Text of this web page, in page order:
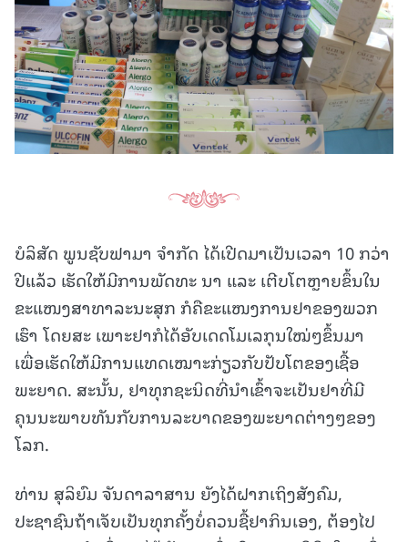
ບໍລິສັດ ພູນຊັບຟາມາ ຈຳກັດ ໄດ້ເປີດມາເປັນເວລາ 10 ກວ່າ
ປີແລ້ວ ເຮັດໃຫ້ມີການພັດທະ ນາ ແລະ ເຕີບໂຕຫຼາຍຂຶ້ນໃນ
ຂະແໜງສາທາລະນະສຸກ ກໍຄືຂະແໜງການຢາຂອງພວກ
ເຮົາ ໂດຍສະ ເພາະຢາກໍໄດ້ອັບເດດໂມເລກຸນໃໝ່ໆຂຶ້ນມາ
ເພື່ອເຮັດໃຫ້ມີການແທດເໝາະກ່ຽວກັບປັບໂຕຂອງເຊື້ອ
ພະຍາດ. ສະນັ້ນ, ຢາທຸກຊະນິດທີ່ນໍາເຂົ້າຈະເປັນຢາທີ່ມີ
ຄຸນນະພາບທັນກັບການລະບາດຂອງພະຍາດຕ່າງໆຂອງ
ໂລກ.
ທ່ານ ສຸລິຍົມ ຈັນດາລາສານ ຍັງໄດ້ຝາກເຖິງສັງຄົມ,
ປະຊາຊົນຖ້າເຈັບເປັນທຸກຄັ້ງບໍ່ຄວນຊື້ຢາກິນເອງ, ຕ້ອງໄປ